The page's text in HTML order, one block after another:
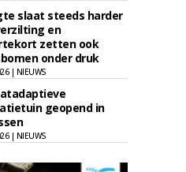
slaat steeds harder
en
zetten ook
onder druk
| NIEUWS
geopend in
| NIEUWS